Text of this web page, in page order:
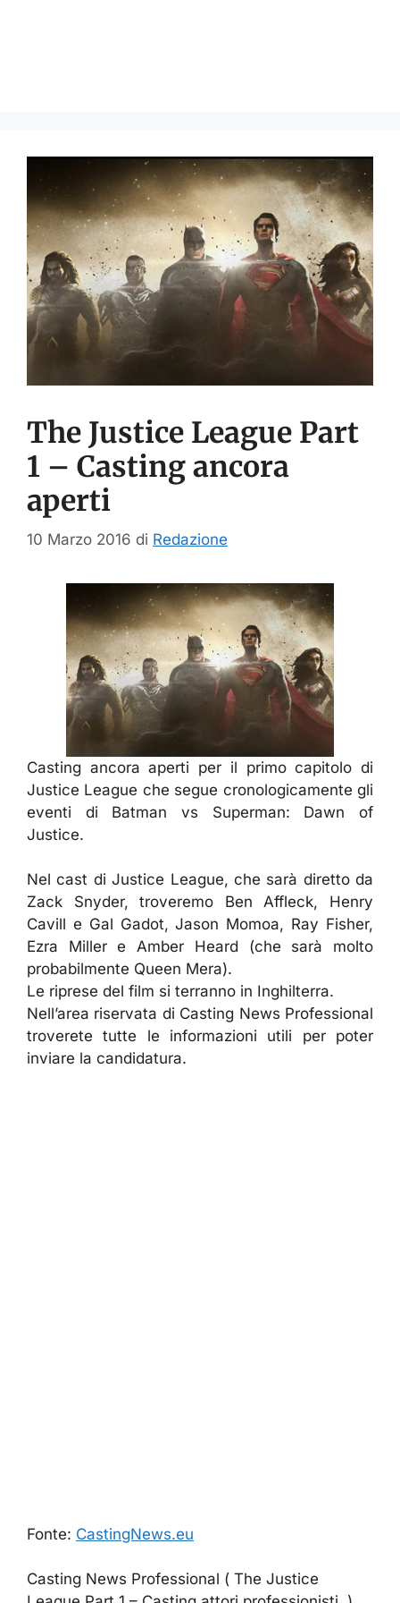
The Justice League Part
1 – Casting ancora
aperti
10 Marzo 2016 di Redazione
Casting ancora aperti per il primo capitolo di
Justice League che segue cronologicamente gli
eventi di Batman vs Superman: Dawn of
Justice.
Nel cast di Justice League, che sarà diretto da
Zack Snyder, troveremo Ben Affleck, Henry
Cavill e Gal Gadot, Jason Momoa, Ray Fisher,
Ezra Miller e Amber Heard (che sarà molto
probabilmente Queen Mera).
Le riprese del film si terranno in Inghilterra.
Nell’area riservata di Casting News Professional
troverete tutte le informazioni utili per poter
inviare la candidatura.
Fonte: CastingNews.eu
Casting News Professional ( The Justice